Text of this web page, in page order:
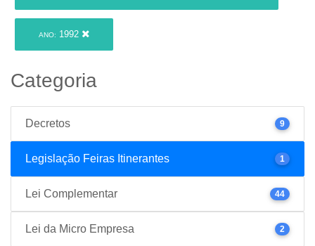
ANO: 1992
Categoria
Decretos 9
Legislação Feiras Itinerantes 1
Lei Complementar 44
Lei da Micro Empresa 2